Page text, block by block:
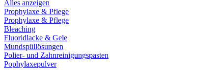
Alles anzeigen
Prophylaxe & Pflege
Prophylaxe & Pflege
Bleaching
Fluoridlacke & Gele
Mundspüllösungen
Polier- und Zahnreinigungspasten
Pophylaxepulver